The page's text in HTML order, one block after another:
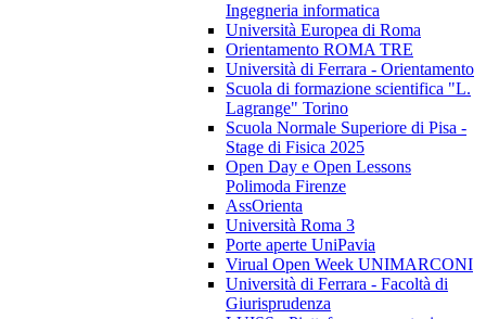
Ingegneria informatica
Università Europea di Roma
Orientamento ROMA TRE
Università di Ferrara - Orientamento
Scuola di formazione scientifica "L.
Lagrange" Torino
Scuola Normale Superiore di Pisa -
Stage di Fisica 2025
Open Day e Open Lessons
Polimoda Firenze
AssOrienta
Università Roma 3
Porte aperte UniPavia
Virual Open Week UNIMARCONI
Università di Ferrara - Facoltà di
Giurisprudenza